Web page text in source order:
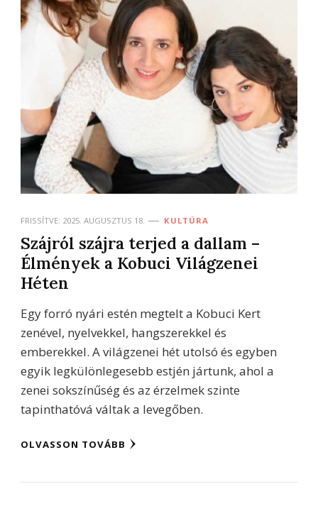
FRISSÍTVE: 2025. AUGUSZTUS 18. KULTÚRA
Szájról szájra terjed a dallam –
Élmények a Kobuci Világzenei
Héten
Egy forró nyári estén megtelt a Kobuci Kert
zenével, nyelvekkel, hangszerekkel és
emberekkel. A világzenei hét utolsó és egyben
egyik legkülönlegesebb estjén jártunk, ahol a
zenei sokszínűség és az érzelmek szinte
tapinthatóvá váltak a levegőben.
OLVASSON TOVÁBB